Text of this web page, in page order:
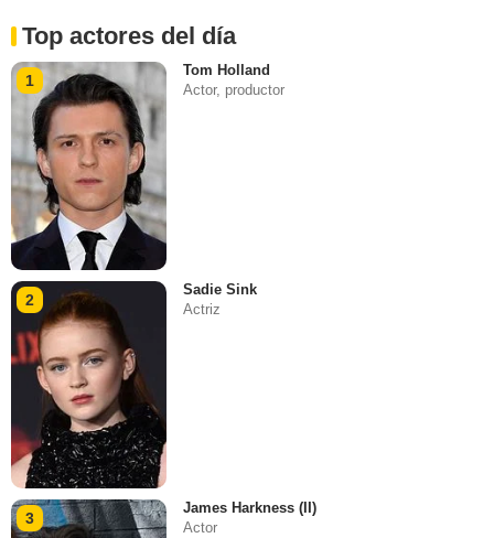
Top actores del día
1
Tom Holland
Actor, productor
2
Sadie Sink
Actriz
3
James Harkness (II)
Actor